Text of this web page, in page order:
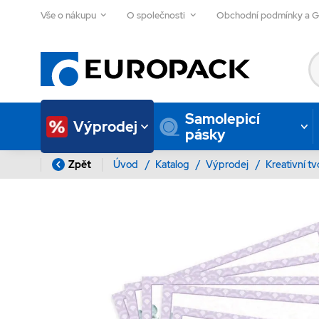
Vše o nákupu O společnosti Obchodní podmínky a
Výprodej
Samolepicí
pásky
Zpět Úvod / Katalog / Výprodej / Kreativní